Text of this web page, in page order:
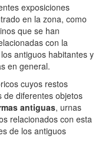
exposiciones
en la zona, como
que se han
con la
antiguos habitantes y
en general.
cuyos restos
de diferentes objetos
antiguas, urnas
relacionados con esta
de los antiguos